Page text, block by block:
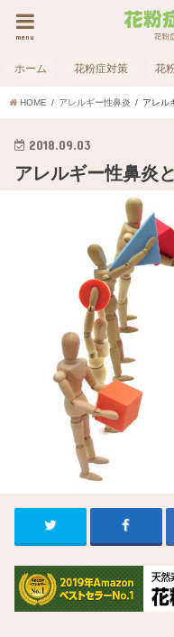
menu
ホーム 花粉症対策 花
HOME アレルギー性鼻炎 アレル
2018.09.03
アレルギー性鼻炎